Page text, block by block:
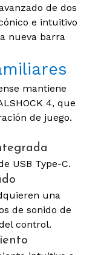
de dos
e intuitivo
nueva barra
mantiene
4, que
de juego.
USB Type-C.
una
de sonido de
control.